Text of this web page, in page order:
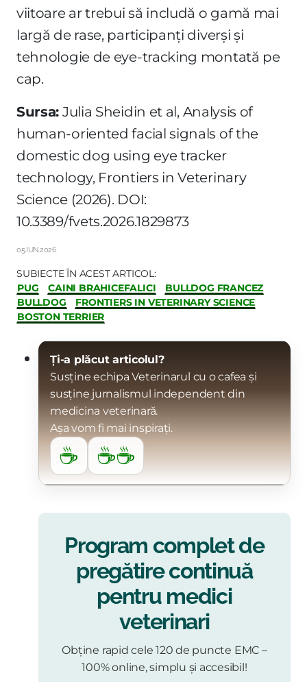
viitoare ar trebui să includă o gamă mai
largă de rase, participanți diverși și
tehnologie de eye-tracking montată pe
cap.
Sursa: Julia Sheidin et al, Analysis of
human-oriented facial signals of the
domestic dog using eye tracker
technology, Frontiers in Veterinary
Science (2026). DOI:
10.3389/fvets.2026.1829873
05.IUN.2026
SUBIECTE ÎN ACEST ARTICOL:
PUG
CAINI BRAHICEFALICI
BULLDOG FRANCEZ
BULLDOG
FRONTIERS IN VETERINARY SCIENCE
BOSTON TERRIER
Ți-a plăcut articolul?
Susține echipa Veterinarul cu o cafea și
susține jurnalismul independent din
medicina veterinară.
Așa vom fi mai inspirați.
☕ ☕☕
Program complet de
pregătire continuă
pentru medici
veterinari
Obține rapid cele 120 de puncte EMC –
100% online, simplu și accesibil!